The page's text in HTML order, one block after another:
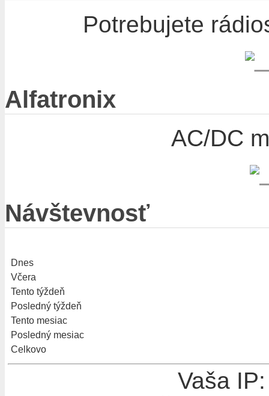
Potrebujete
Alfatronix
AC/DC
Návštevnosť
Dnes
Včera
Tento týždeň
Posledný týždeň
Tento mesiac
Posledný mesiac
Celkovo
Vaša